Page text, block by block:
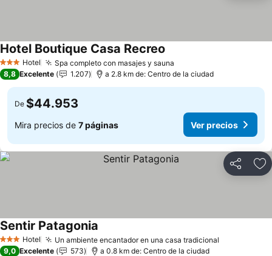
3 Estrellas
Hotel Spa completo con masajes y sauna
Hotel Boutique Casa Recreo
8,8 Excelente 1.207 a 2.8 km de: Centro de la ciudad
De $44.953
Mira precios de 7 páginas Ver precios
Compartir
3 Estrellas
Hotel Un ambiente encantador en una casa tradicional
Sentir Patagonia
9,0 Excelente 573 a 0.8 km de: Centro de la ciudad